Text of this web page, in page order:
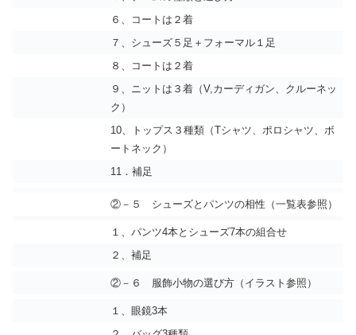
６、コートは２着
７、シューズ５足＋フォーマル１足
８、コートは２着
９、ニットは３着（V,カーディガン、クルーネッ
ク）
10、トップス３種類（Tシャツ、ポロシャツ、ボ
ートネック）
11．補足
②－５ シューズとパンツの相性（一覧表参照）
１、パンツ4本とシューズ7本の組合せ
２、補足
②－６ 服飾小物の選び方（イラスト参照）
１、眼鏡3本